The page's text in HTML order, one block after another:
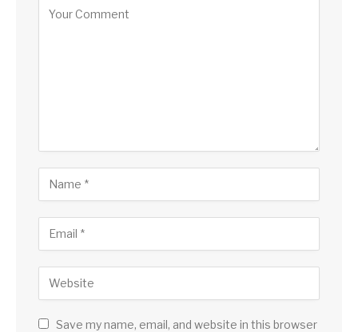
Save my name, email, and website in this browser